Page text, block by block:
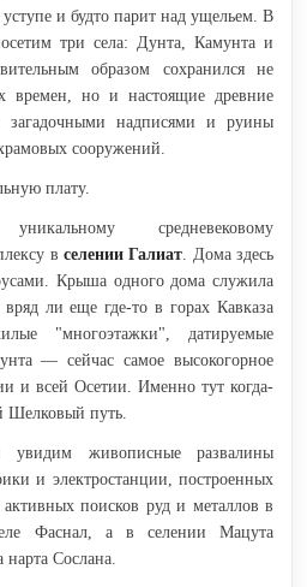
и будто парит над ущельем. В
три села: Дунта, Камунта и
образом сохранился не
времен, но и настоящие древние
загадочными надписями и руины
сооружений.
плату.
средневековому
в селении Галиат . Дома здесь
Крыша одного дома служила
ли еще где-то в горах Кавказа
"многоэтажки", датируемые
— сейчас самое высокогорное
и всей Осетии. Именно тут когда-
Шелковый путь.
живописные развалины
и электростанции, построенных
поисков руд и металлов в
Фаснал, а в селении Мацута
нарта Сослана.